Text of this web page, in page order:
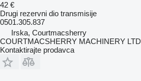
42 €
Drugi rezervni dio transmisije
0501.305.837
Irska, Courtmacsherry
COURTMACSHERRY MACHINERY LTD
Kontaktirajte prodavca